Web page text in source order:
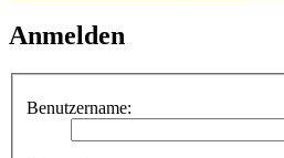
Anmelden
Benutzername: